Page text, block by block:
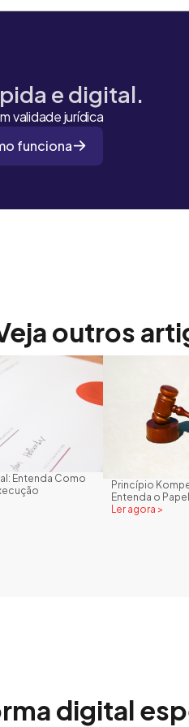
e digital.
validade jurídica
funciona
outros
Entenda Como
Princípio
Entenda o
Ler agora >
digital